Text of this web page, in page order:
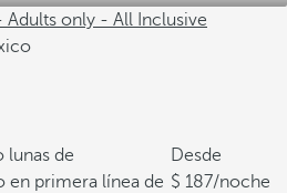
Adults only - All Inclusive
lunas de
en primera línea de
Desde
187/noche